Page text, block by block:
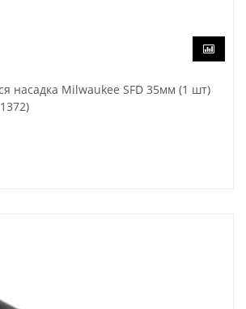
насадка Milwaukee SFD 35мм (1 шт)